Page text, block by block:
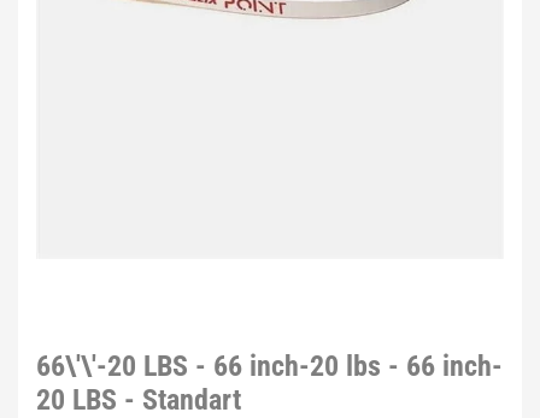
66\'\'-20 LBS - 66 inch-20 lbs - 66 inch-
20 LBS - Standart